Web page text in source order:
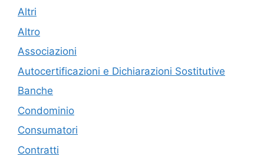
Altri
Altro
Associazioni
Autocertificazioni e Dichiarazioni Sostitutive
Banche
Condominio
Consumatori
Contratti